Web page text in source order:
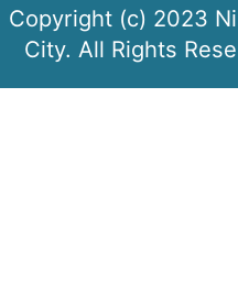
Copyright (c) 2023
City. All Rights